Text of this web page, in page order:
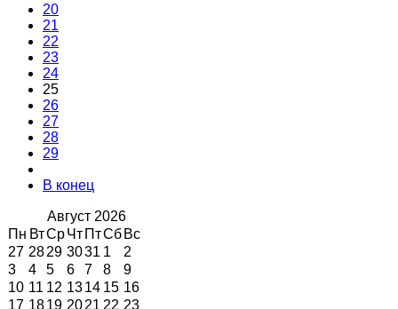
20
21
22
23
24
25
26
27
28
29
В конец
Август 2026
Пн ВтСрЧт ПтСб Вс
27 2829 3031 1
2
3
4 5 6 7 8
9
10 11 12 1314 15 16
17 1819 2021 22 23